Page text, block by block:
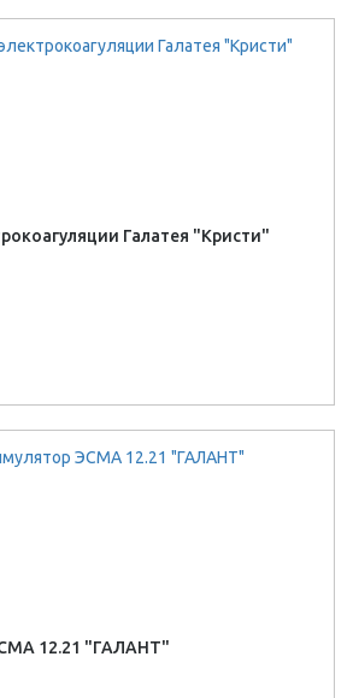
Галатея "Кристи"
12.21 "ГАЛАНТ"